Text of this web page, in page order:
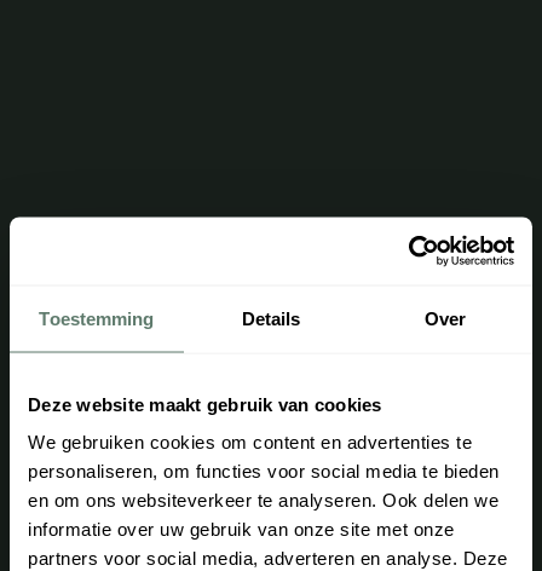
Toestemming Details Over
Deze website maakt gebruik van cookies
We gebruiken cookies om content en advertenties te
personaliseren, om functies voor social media te bieden
en om ons websiteverkeer te analyseren. Ook delen we
informatie over uw gebruik van onze site met onze
partners voor social media, adverteren en analyse. Deze